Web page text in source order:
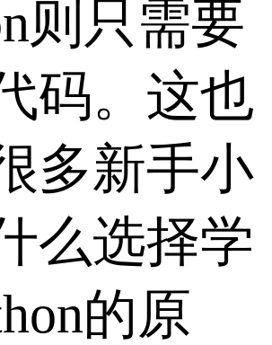
则只需要
码。这也
多新手小
么选择学
的原